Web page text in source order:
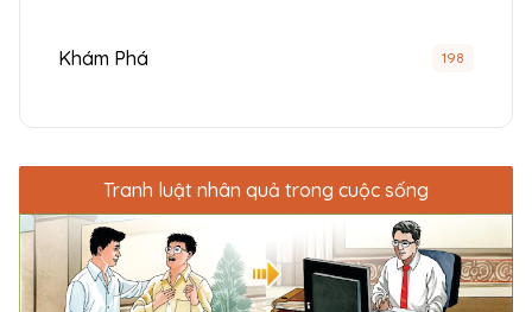
Khám Phá 198
Tranh luật nhân quả trong cuộc sống